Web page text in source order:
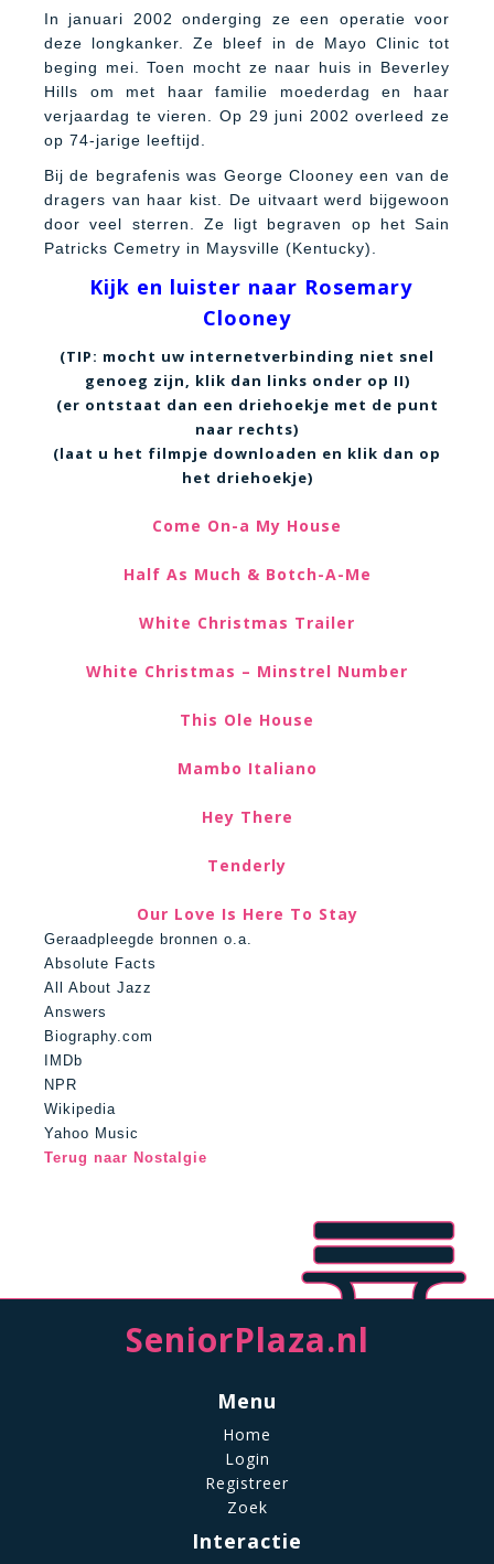
In januari 2002 onderging ze een operatie voor
deze longkanker. Ze bleef in de Mayo Clinic tot
beging mei. Toen mocht ze naar huis in Beverley
Hills om met haar familie moederdag en haar
verjaardag te vieren. Op 29 juni 2002 overleed ze
op 74-jarige leeftijd.
Bij de begrafenis was George Clooney een van de
dragers van haar kist. De uitvaart werd bijgewoon
door veel sterren. Ze ligt begraven op het Sain
Patricks Cemetry in Maysville (Kentucky).
Kijk en luister naar Rosemary
Clooney
(TIP: mocht uw internetverbinding niet snel
genoeg zijn, klik dan links onder op II)
(er ontstaat dan een driehoekje met de punt
naar rechts)
(laat u het filmpje downloaden en klik dan op
het driehoekje)
Come On-a My House
Half As Much & Botch-A-Me
White Christmas Trailer
White Christmas – Minstrel Number
This Ole House
Mambo Italiano
Hey There
Tenderly
Our Love Is Here To Stay
Geraadpleegde bronnen o.a.
Absolute Facts
All About Jazz
Answers
Biography.com
IMDb
NPR
Wikipedia
Yahoo Music
Terug naar Nostalgie
SeniorPlaza.nl
Menu
Home
Login
Registreer
Zoek
Interactie